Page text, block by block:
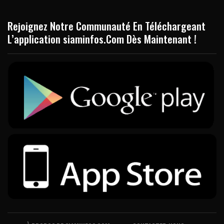
Rejoignez Notre Communauté En Téléchargeant
L’application siaminfos.Com Dès Maintenant !